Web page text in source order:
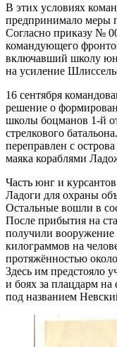
В этих условиях
предпринимало меры
Согласно приказу №
командующего
включавший школу
на усиление
16 сентября
решение о
школы боцманов 1-й
стрелкового
переправлен с
маяка кораблями
Часть юнг и
Ладоги для охраны
Остальные вошли в
После прибытия на
получили
килограммов на
протяжённостью
Здесь им предстояло
и боях за плацдарм
под названием